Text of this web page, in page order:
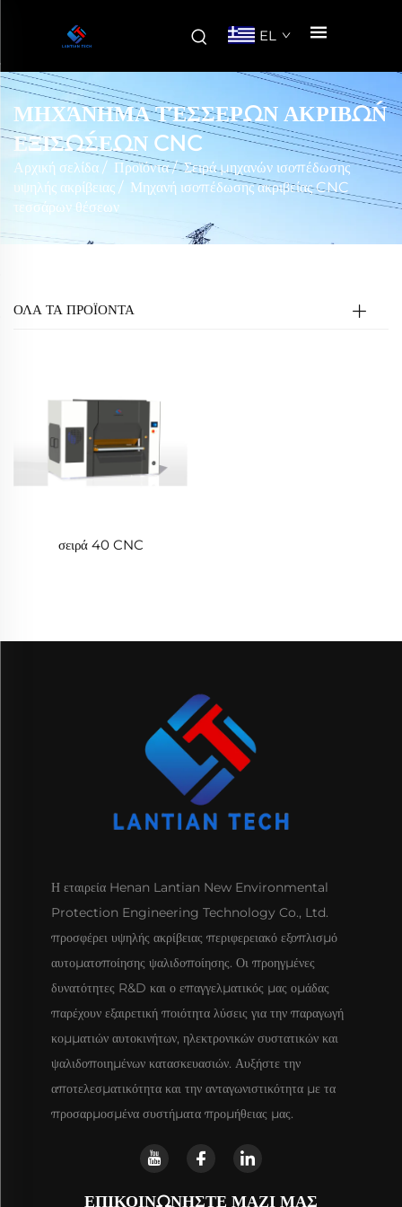
EL
ΜΗΧΆΝΗΜΑ ΤΈΣΣΕΡΩΝ ΑΚΡΙΒΏΝ
ΕΞΙΣΏΣΕΩΝ CNC
Αρχική σελίδα / Προϊόντα/Σειρά μηχανών ισοπέδωσης
υψηλής ακρίβειας / Μηχανή ισοπέδωσης ακριβείας CNC
τεσσάρων θέσεων
ΟΛΑ ΤΑ ΠΡΟΪΟΝΤΑ
σειρά 40 CNC
Η εταιρεία Henan Lantian New Environmental
Protection Engineering Technology Co., Ltd.
προσφέρει υψηλής ακρίβειας περιφερειακό εξοπλισμό
αυτοματοποίησης ψαλιδοποίησης. Οι προηγμένες
δυνατότητες R&D και ο επαγγελματικός μας ομάδας
παρέχουν εξαιρετική ποιότητα λύσεις για την παραγωγή
κομματιών αυτοκινήτων, ηλεκτρονικών συστατικών και
ψαλιδοποιημένων κατασκευασιών. Αυξήστε την
αποτελεσματικότητα και την ανταγωνιστικότητα με τα
προσαρμοσμένα συστήματα προμήθειας μας.
ΕΠΙΚΟΙΝΩΝΗΣΤΕ ΜΑΖΙ ΜΑΣ